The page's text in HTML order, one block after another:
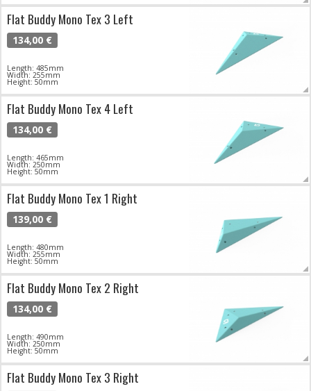
Flat Buddy Mono Tex 3 Left
134,00 €
Length: 485mm
Width: 255mm
Height: 50mm
Flat Buddy Mono Tex 4 Left
134,00 €
Length: 465mm
Width: 250mm
Height: 50mm
Flat Buddy Mono Tex 1 Right
139,00 €
Length: 480mm
Width: 255mm
Height: 50mm
Flat Buddy Mono Tex 2 Right
134,00 €
Length: 490mm
Width: 250mm
Height: 50mm
Flat Buddy Mono Tex 3 Right